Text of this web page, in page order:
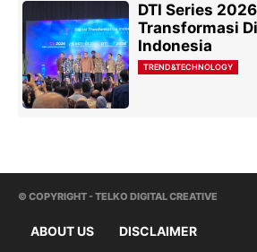
DTI Series
Transformasi
Indonesia
TREND&TECHNOLOGY
© COPYRIGHT - TELKO DIGITAL CREATIVE
ABOUT US DISCLAIMER